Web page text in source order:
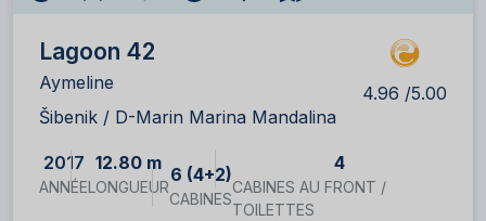
Lagoon 42
Aymeline
Šibenik / D-Marin Marina Mandalina
4.96 /5.00
2017
ANNÉE
12.80 m
LONGUEUR
6 (4+2)
CABINES
4
CABINES AU FRONT /
TOILETTES